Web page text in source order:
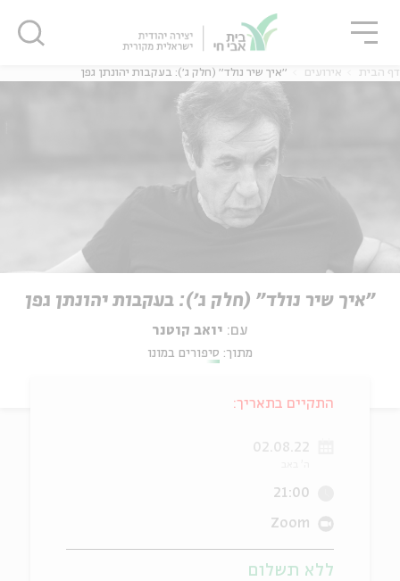
דף הבית אירועים ״איך שיר נולד״ (חלק ג׳): בעקבות יהונתן גפן
״איך שיר נולד״ (חלק ג׳): בעקבות יהונתן גפן
עם: יואב קוטנר
מתוך: סיפורים במונו
התקיים בתאריך:
02.08.22
21:00
Zoom
ללא תשלום
סגור